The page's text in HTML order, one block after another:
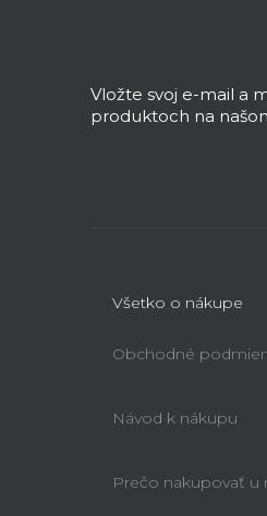
Vložte svoj e-mail a
produktoch na
Všetko o nákupe
Obchodné
Návod k nákupu
Prečo nakupovať u